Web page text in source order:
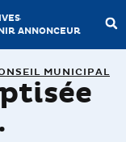
ANNONCEUR
MUNICIPAL